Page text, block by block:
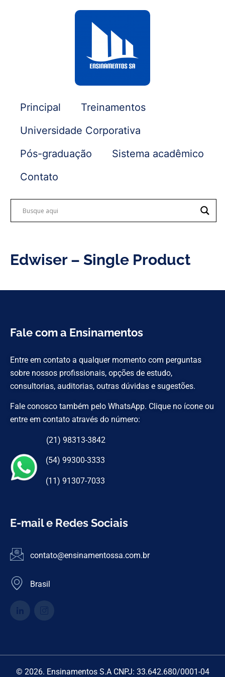
Principal
Treinamentos
Universidade Corporativa
Pós-graduação
Sistema acadêmico
Contato
Edwiser – Single Product
Fale com a Ensinamentos
Entre em contato a qualquer momento com perguntas
sobre nossos profissionais, opções de estudo,
consultorias, auditorias, outras dúvidas e sugestões.
Fale conosco também pelo WhatsApp. Clique no ícone ou
entre em contato através do número:
(21) 98313-3842
(54) 99300-3333
(11) 91307-7033
E-mail e Redes Sociais
contato@ensinamentossa.com.br
Brasil
© 2026. Ensinamentos S.A CNPJ: 33.642.680/0001-04